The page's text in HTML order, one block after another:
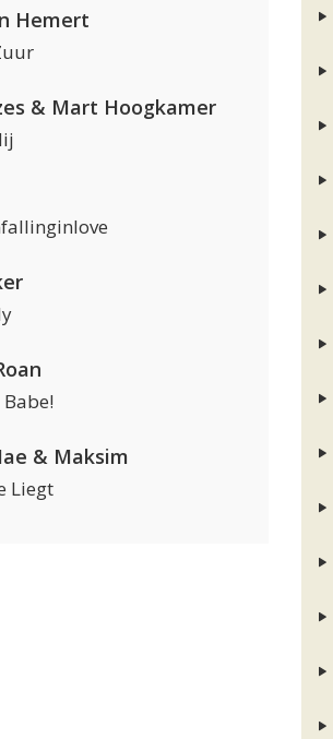
Hemert
& Mart Hoogkamer
& Maksim
Liegt